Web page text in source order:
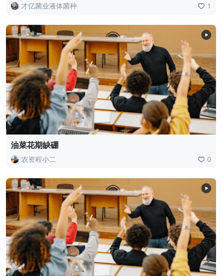
才亿菌业液体菌种 1
油菜花期缺硼
农资程小二 0